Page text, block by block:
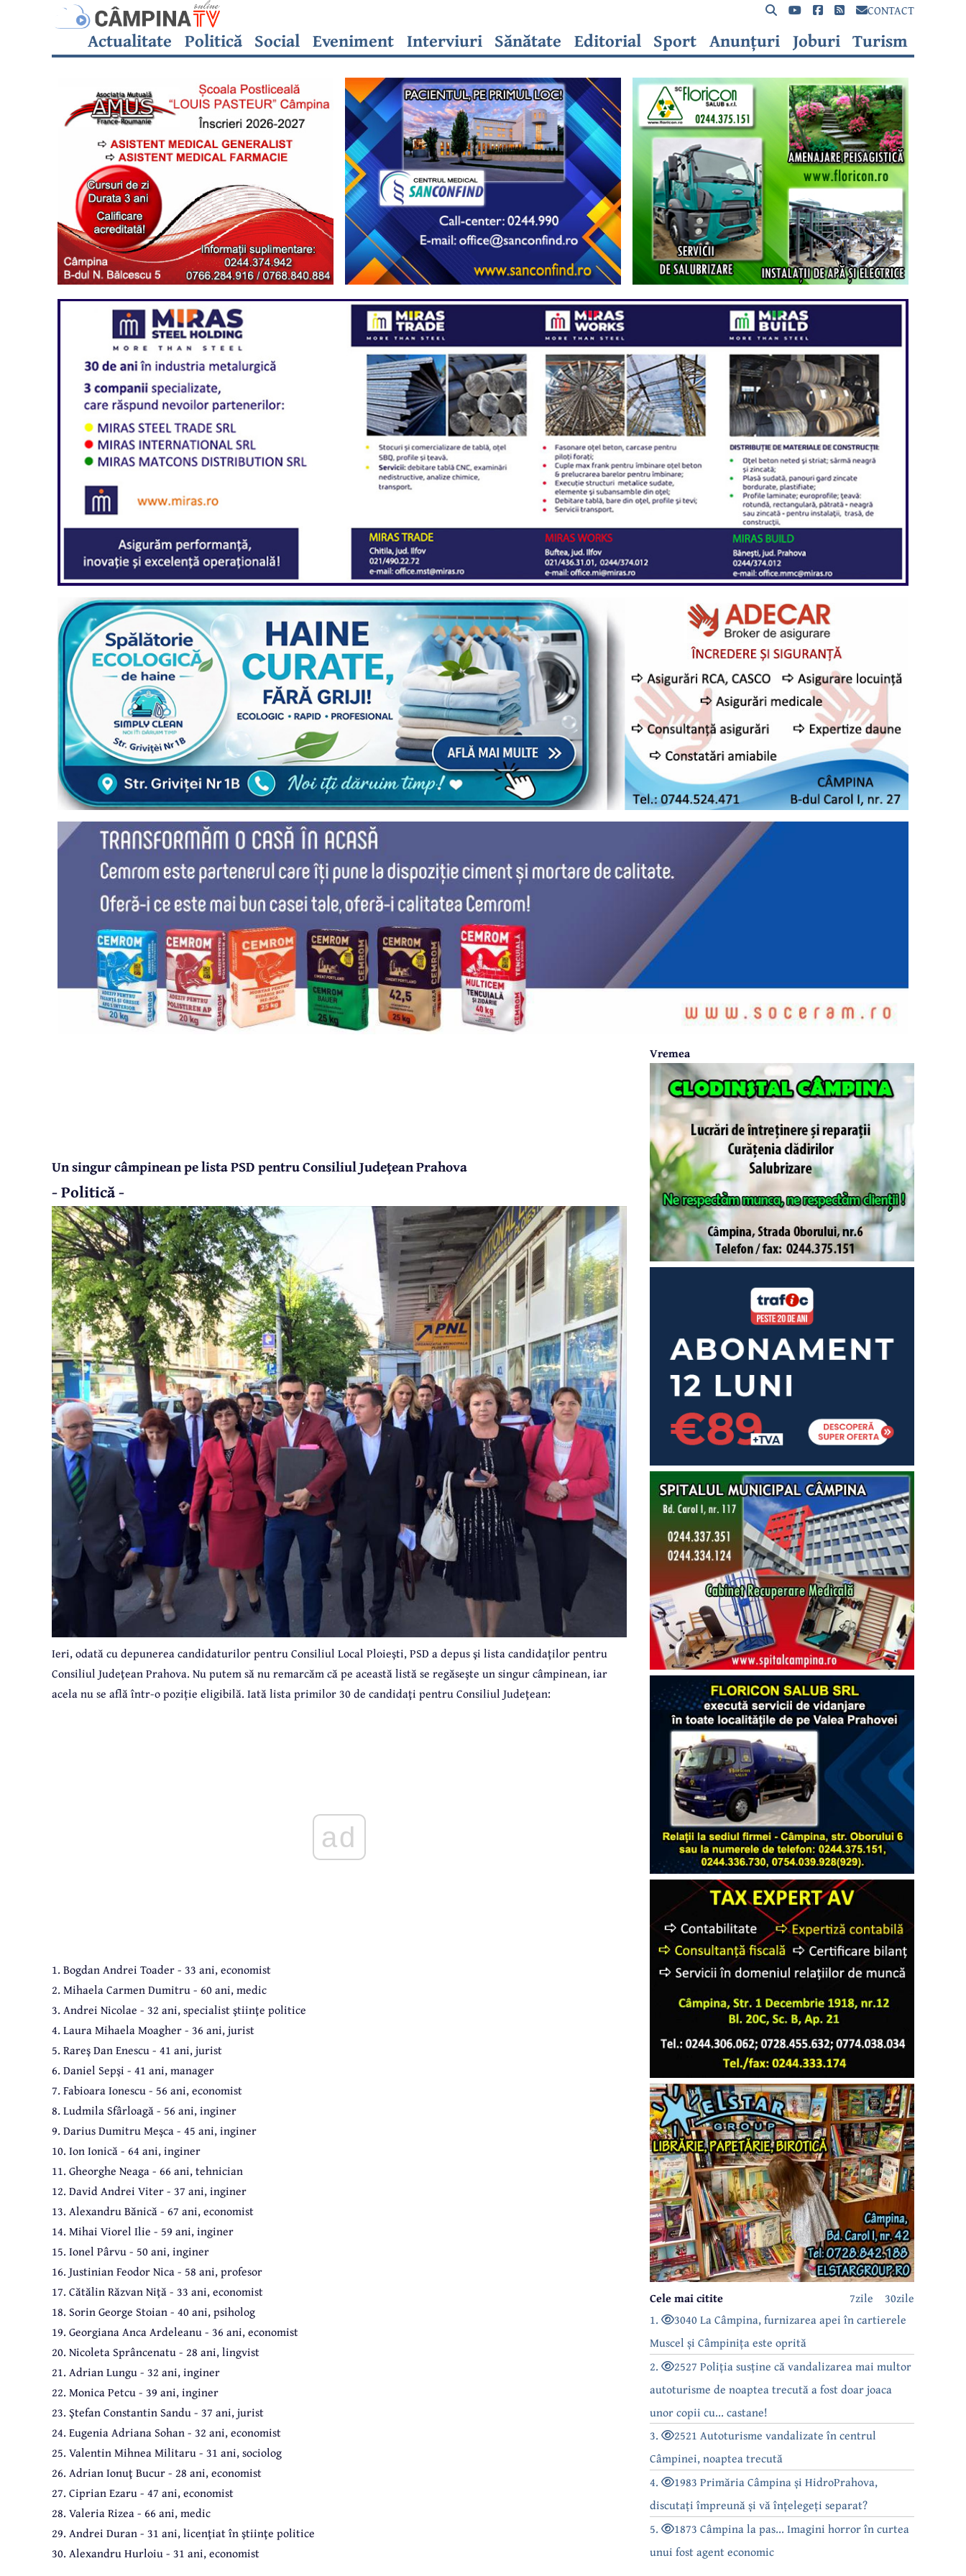
CONTACT
Actualitate Politică Social Eveniment Interviuri Sănătate Editorial Sport Anunțuri Joburi Turism
Un singur câmpinean pe lista PSD pentru Consiliul Judeţean Prahova
- Politică -
Ieri, odată cu depunerea candidaturilor pentru Consiliul Local Ploieşti, PSD a depus şi lista candidaţilor pentru
Consiliul Judeţean Prahova. Nu putem să nu remarcăm că pe această listă se regăseşte un singur câmpinean, iar
acela nu se află într-o poziție eligibilă. Iată lista primilor 30 de candidaţi pentru Consiliul Judeţean:
ad
1. Bogdan Andrei Toader - 33 ani, economist
2. Mihaela Carmen Dumitru - 60 ani, medic
3. Andrei Nicolae - 32 ani, specialist ştiinţe politice
4. Laura Mihaela Moagher - 36 ani, jurist
5. Rareş Dan Enescu - 41 ani, jurist
6. Daniel Sepşi - 41 ani, manager
7. Fabioara Ionescu - 56 ani, economist
8. Ludmila Sfârloagă - 56 ani, inginer
9. Darius Dumitru Meşca - 45 ani, inginer
10. Ion Ionică - 64 ani, inginer
11. Gheorghe Neaga - 66 ani, tehnician
12. David Andrei Viter - 37 ani, inginer
13. Alexandru Bănică - 67 ani, economist
14. Mihai Viorel Ilie - 59 ani, inginer
15. Ionel Pârvu - 50 ani, inginer
16. Justinian Feodor Nica - 58 ani, profesor
17. Cătălin Răzvan Niţă - 33 ani, economist
18. Sorin George Stoian - 40 ani, psiholog
19. Georgiana Anca Ardeleanu - 36 ani, economist
20. Nicoleta Sprâncenatu - 28 ani, lingvist
21. Adrian Lungu - 32 ani, inginer
22. Monica Petcu - 39 ani, inginer
23. Ştefan Constantin Sandu - 37 ani, jurist
24. Eugenia Adriana Sohan - 32 ani, economist
25. Valentin Mihnea Militaru - 31 ani, sociolog
26. Adrian Ionuţ Bucur - 28 ani, economist
27. Ciprian Ezaru - 47 ani, economist
28. Valeria Rizea - 66 ani, medic
29. Andrei Duran - 31 ani, licenţiat în ştiinţe politice
30. Alexandru Hurloiu - 31 ani, economist
Vremea
30zile
7zile
Cele mai citite
1.
3040 La Câmpina, furnizarea apei în cartierele
Muscel și Câmpinița este oprită
2.
2527 Poliția susține că vandalizarea mai multor
autoturisme de noaptea trecută a fost doar joaca
unor copii cu... castane!
3.
2521 Autoturisme vandalizate în centrul
Câmpinei, noaptea trecută
4.
1983 Primăria Câmpina și HidroPrahova,
discutați împreună și vă înțelegeți separat?
5.
1873 Câmpina la pas... Imagini horror în curtea
unui fost agent economic